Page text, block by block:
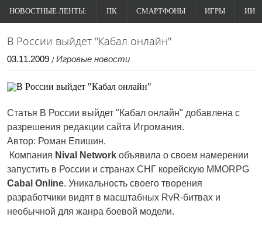
НОВОСТНЫЕ ЛЕНТЫ: ПК СМАРТФОНЫ ИГРЫ ИИ
В России выйдет "Кабал онлайн"
03.11.2009 / Игровые новости
Статья В России выйдет "Кабал онлайн" добавлена с
разрешения редакции сайта Игромания.
Автор: Роман Епишин.
Компания Nival Network объявила о своем намерении
запустить в России и странах СНГ корейскую MMORPG
Cabal Online. Уникальность своего творения
разработчики видят в масштабных RvR-битвах и
необычной для жанра боевой модели.